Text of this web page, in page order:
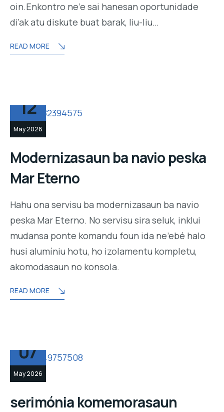
oin.Enkontro ne’e sai hanesan oportunidade
di’ak atu diskute buat barak, liu-liu…
READ MORE
12
May 2026
Modernizasaun ba navio peska
Mar Eterno
Hahu ona servisu ba modernizasaun ba navio
peska Mar Eterno. No servisu sira seluk, inklui
mudansa ponte komandu foun ida ne’ebé halo
husi alumíniu hotu, ho izolamentu kompletu,
akomodasaun no konsola.
READ MORE
07
May 2026
serimónia komemorasaun